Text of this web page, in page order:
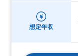
想定年収